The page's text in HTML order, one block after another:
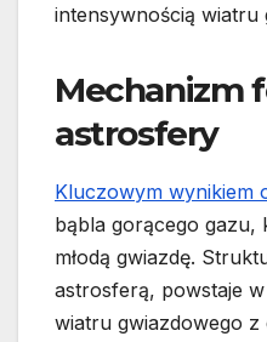
intensywnością wiatru
Mechanizm
astrosfery
Kluczowym wynikiem
bąbla gorącego gazu,
młodą gwiazdę.
astrosferą, powstaje
wiatru gwiazdowego z